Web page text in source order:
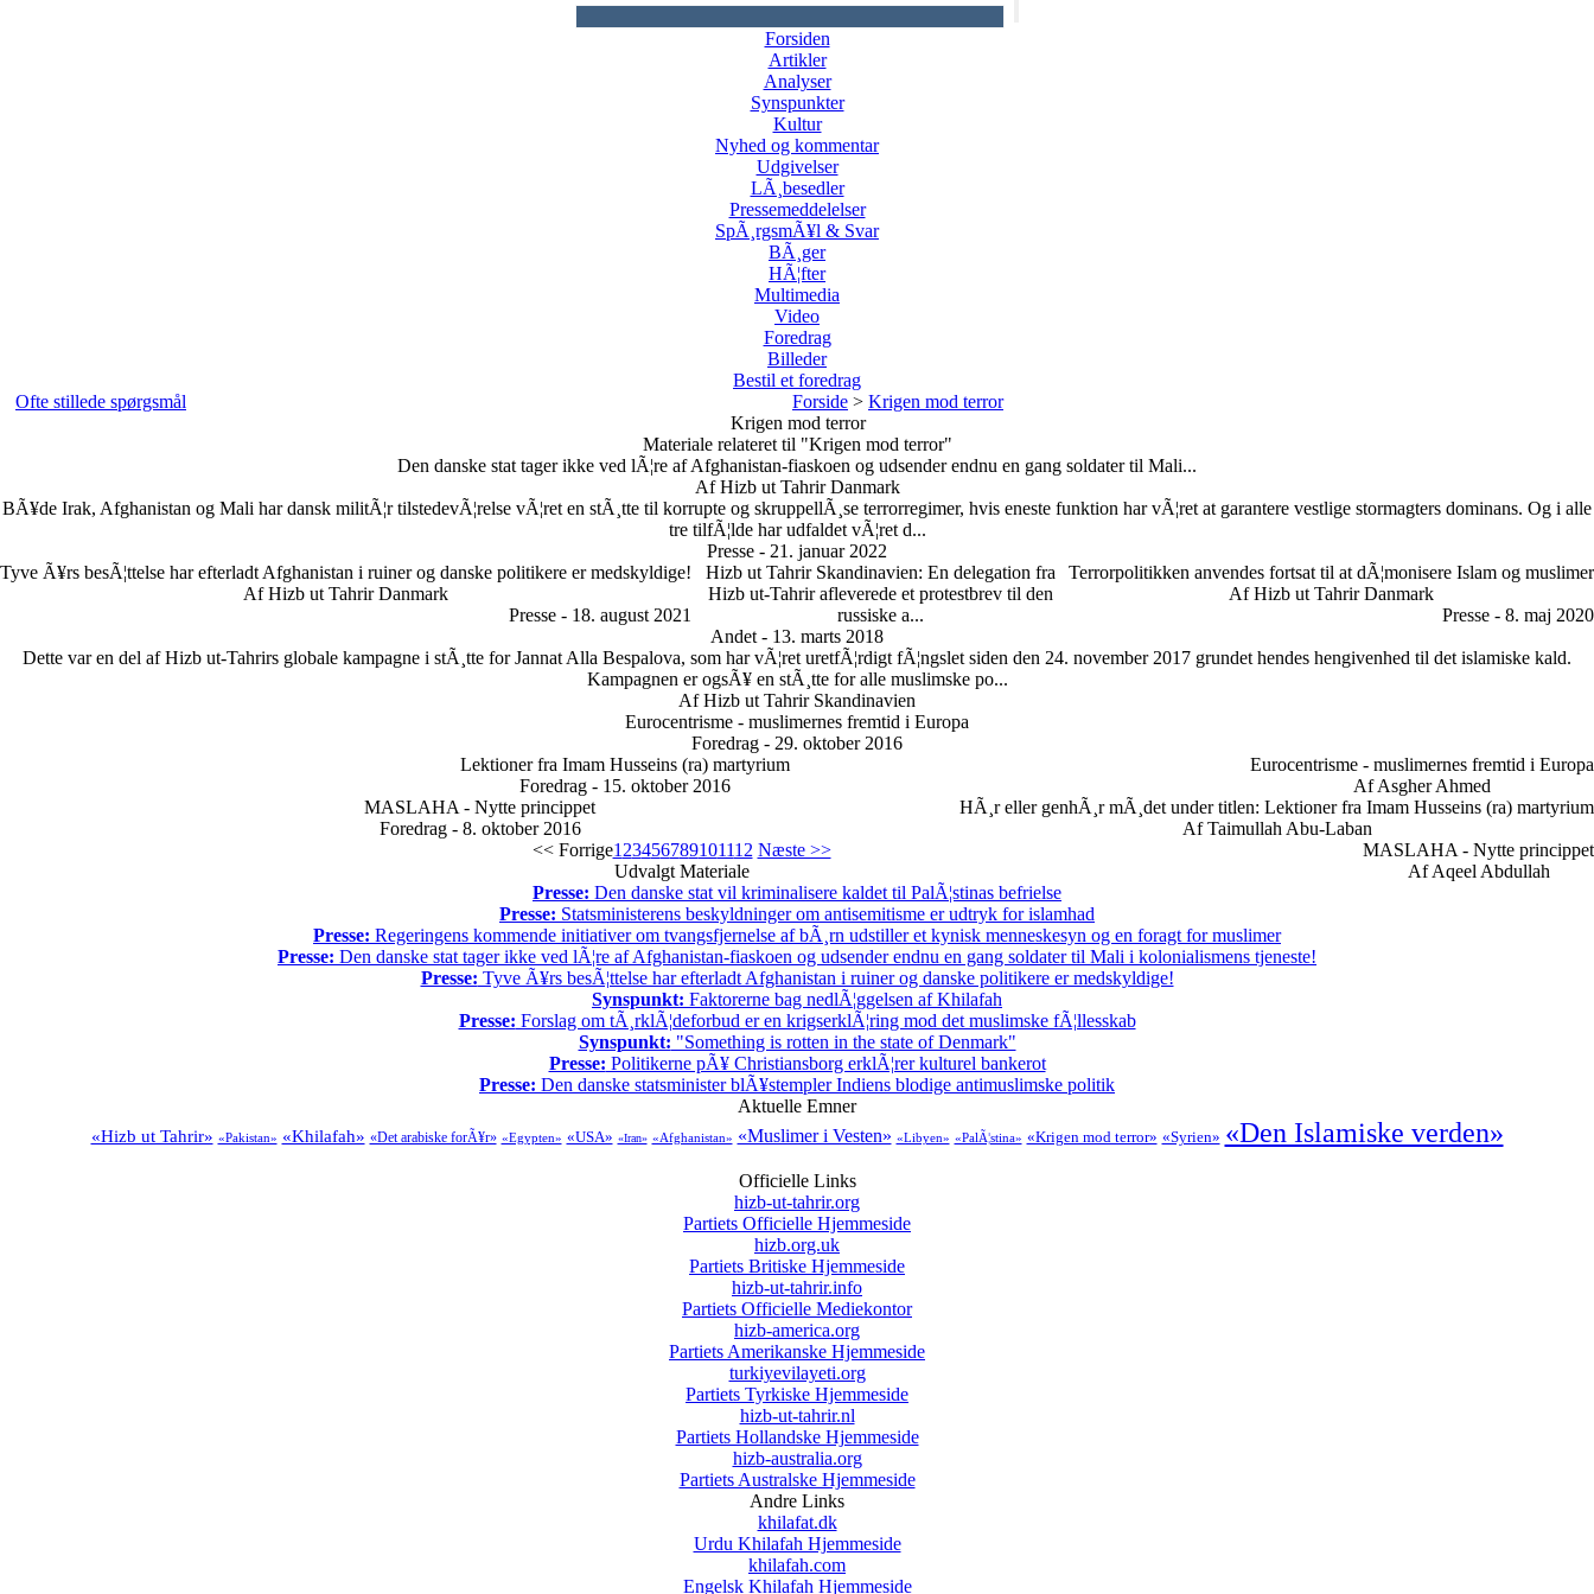
Forsiden
Artikler
Analyser
Synspunkter
Kultur
Nyhed og kommentar
Udgivelser
LÃ¸besedler
Pressemeddelelser
SpÃ¸rgsmÃ¥l & Svar
BÃ¸ger
HÃ¦fter
Multimedia
Video
Foredrag
Billeder
Bestil et foredrag
Ofte stillede spørgsmål
Forside > Krigen mod terror
Krigen mod terror
Materiale relateret til "Krigen mod terror"
Den danske stat tager ikke ved lÃ¦re af Afghanistan-fiaskoen og udsender endnu en gang soldater til Mali...
Af Hizb ut Tahrir Danmark
BÃ¥de Irak, Afghanistan og Mali har dansk militÃ¦r tilstedevÃ¦relse vÃ¦ret en stÃ¸tte til korrupte og skruppellÃ¸se terrorregimer, hvis eneste funktion har vÃ¦ret at garantere vestlige stormagters dominans. Og i alle
tre tilfÃ¦lde har udfaldet vÃ¦ret d...
Presse - 21. januar 2022
Tyve Ã¥rs besÃ¦ttelse har efterladt Afghanistan i ruiner og danske politikere er medskyldige!
Af Hizb ut Tahrir Danmark
Presse - 18. august 2021
Terrorpolitikken anvendes fortsat til at dÃ¦monisere Islam og muslimer
Af Hizb ut Tahrir Danmark
Presse - 8. maj 2020
Hizb ut Tahrir Skandinavien: En delegation fra
Hizb ut-Tahrir afleverede et protestbrev til den
russiske a...
Andet - 13. marts 2018
Dette var en del af Hizb ut-Tahrirs globale kampagne i stÃ¸tte for Jannat Alla Bespalova, som har vÃ¦ret uretfÃ¦rdigt fÃ¦ngslet siden den 24. november 2017 grundet hendes hengivenhed til det islamiske kald.
Kampagnen er ogsÃ¥ en stÃ¸tte for alle muslimske po...
Af Hizb ut Tahrir Skandinavien
Eurocentrisme - muslimernes fremtid i Europa
Foredrag - 29. oktober 2016
Eurocentrisme - muslimernes fremtid i Europa
Af Asgher Ahmed
Lektioner fra Imam Husseins (ra) martyrium
Foredrag - 15. oktober 2016
HÃ¸r eller genhÃ¸r mÃ¸det under titlen: Lektioner fra Imam Husseins (ra) martyrium
Af Taimullah Abu-Laban
MASLAHA - Nytte princippet
Foredrag - 8. oktober 2016
MASLAHA - Nytte princippet
Af Aqeel Abdullah
<< Forrige1 23456789101112 Næste >>
Udvalgt Materiale
Presse: Den danske stat vil kriminalisere kaldet til PalÃ¦stinas befrielse
Presse: Statsministerens beskyldninger om antisemitisme er udtryk for islamhad
Presse: Regeringens kommende initiativer om tvangsfjernelse af bÃ¸rn udstiller et kynisk menneskesyn og en foragt for muslimer
Presse: Den danske stat tager ikke ved lÃ¦re af Afghanistan-fiaskoen og udsender endnu en gang soldater til Mali i kolonialismens tjeneste!
Presse: Tyve Ã¥rs besÃ¦ttelse har efterladt Afghanistan i ruiner og danske politikere er medskyldige!
Synspunkt: Faktorerne bag nedlÃ¦ggelsen af Khilafah
Presse: Forslag om tÃ¸rklÃ¦deforbud er en krigserklÃ¦ring mod det muslimske fÃ¦llesskab
Synspunkt: "Something is rotten in the state of Denmark"
Presse: Politikerne pÃ¥ Christiansborg erklÃ¦rer kulturel bankerot
Presse: Den danske statsminister blÃ¥stempler Indiens blodige antimuslimske politik
Aktuelle Emner
«Hizb ut Tahrir» «Pakistan» «Khilafah» «Det arabiske forÃ¥r» «Egypten» «USA» «Iran» «Afghanistan» «Muslimer i Vesten» «Libyen» «PalÃ¦stina» «Krigen mod terror» «Syrien» «Den Islamiske verden»
Officielle Links
hizb-ut-tahrir.org
Partiets Officielle Hjemmeside
hizb.org.uk
Partiets Britiske Hjemmeside
hizb-ut-tahrir.info
Partiets Officielle Mediekontor
hizb-america.org
Partiets Amerikanske Hjemmeside
turkiyevilayeti.org
Partiets Tyrkiske Hjemmeside
hizb-ut-tahrir.nl
Partiets Hollandske Hjemmeside
hizb-australia.org
Partiets Australske Hjemmeside
Andre Links
khilafat.dk
Urdu Khilafah Hjemmeside
khilafah.com
Engelsk Khilafah Hjemmeside